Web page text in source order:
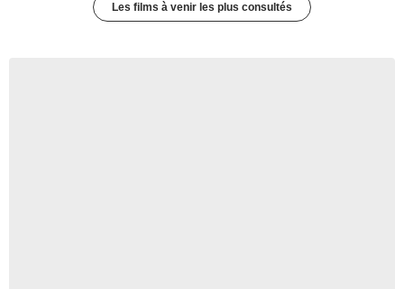
Les films à venir les plus consultés